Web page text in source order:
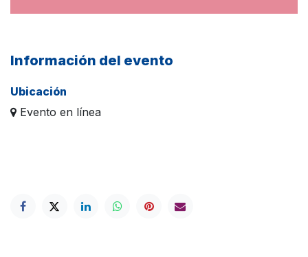
Información del evento
Ubicación
Evento en línea